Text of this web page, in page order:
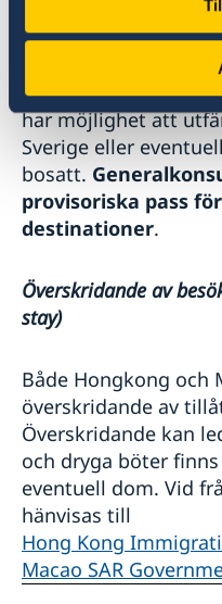
Hongkong eller
vidare i Asien är det
ditt pass innan
Sveriges
har möjlighet att
Sverige eller
bosatt.
provisoriska pass
destinationer.
Överskridande av
stay)
Både Hongkong och
överskridande av
Överskridande kan
och dryga böter
eventuell dom. Vid
hänvisas till
Hong Kong
Macao SAR